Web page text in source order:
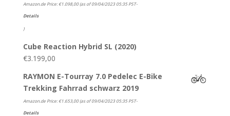
Amazon.de Price:€1.098,00(as of 09/04/2023 05:35 PST-
Details
)
Cube Reaction Hybrid SL (2020)
€3.199,00
RAYMON E-Tourray 7.0 Pedelec E-Bike
Trekking Fahrrad schwarz 2019
Amazon.de Price:€1.653,00(as of 09/04/2023 05:35 PST-
Details